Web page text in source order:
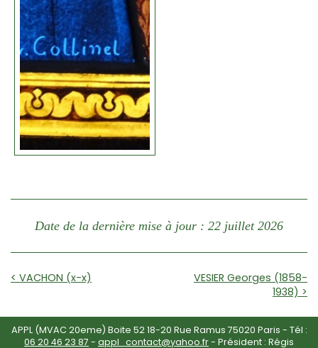
Date de la dernière mise à jour : 22 juillet 2026
< VACHON (x-x)
VESIER Georges (1858-
1938) >
APPL (MVAC 20eme) Boite 52 18-20 Rue Ramus 75020 Paris - Tél :
06 20 46 23 87 - appl_contact@yahoo.fr- Président : Régis